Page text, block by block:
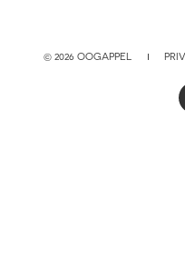
© 2026 OOGAPPEL